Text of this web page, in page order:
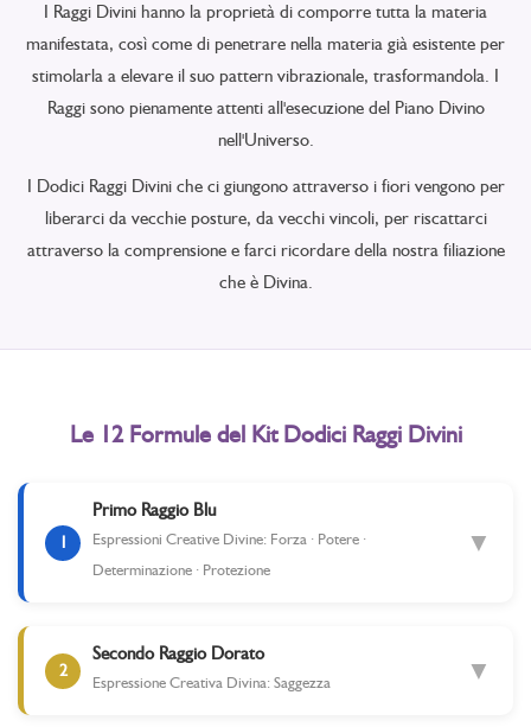
I Raggi Divini hanno la proprietà di comporre tutta la materia
manifestata, così come di penetrare nella materia già esistente per
stimolarla a elevare il suo pattern vibrazionale, trasformandola. I
Raggi sono pienamente attenti all'esecuzione del Piano Divino
nell'Universo.
I Dodici Raggi Divini che ci giungono attraverso i fiori vengono per
liberarci da vecchie posture, da vecchi vincoli, per riscattarci
attraverso la comprensione e farci ricordare della nostra filiazione
che è Divina.
Le 12 Formule del Kit Dodici Raggi Divini
1
Primo Raggio Blu
Espressioni Creative Divine: Forza · Potere ·
Determinazione · Protezione
▼
2
Secondo Raggio Dorato
Espressione Creativa Divina: Saggezza ▼